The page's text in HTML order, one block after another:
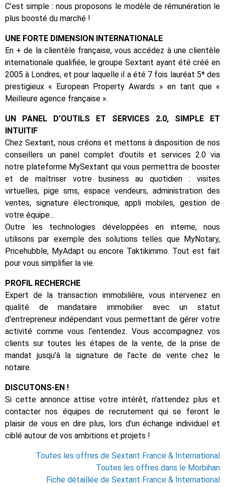
C’est simple : nous proposons le modèle de rémunération le
plus boosté du marché !
UNE FORTE DIMENSION INTERNATIONALE
En + de la clientèle française, vous accédez à une clientèle
internationale qualifiée, le groupe Sextant ayant été créé en
2005 à Londres, et pour laquelle il a été 7 fois lauréat 5* des
prestigieux « European Property Awards » en tant que «
Meilleure agence française ».
UN PANEL D’OUTILS ET SERVICES 2.0, SIMPLE ET
INTUITIF
Chez Sextant, nous créons et mettons à disposition de nos
conseillers un panel complet d’outils et services 2.0 via
notre plateforme MySextant qui vous permettra de booster
et de maîtriser votre business au quotidien : visites
virtuelles, pige sms, espace vendeurs, administration des
ventes, signature électronique, appli mobiles, gestion de
votre équipe...
Outre les technologies développées en interne, nous
utilisons par exemple des solutions telles que MyNotary,
Pricehubble, MyAdapt ou encore Taktikimmo. Tout est fait
pour vous simplifier la vie.
PROFIL RECHERCHE
Expert de la transaction immobilière, vous intervenez en
qualité de mandataire immobilier avec un statut
d'entrepreneur indépendant vous permettant de gérer votre
activité comme vous l'entendez. Vous accompagnez vos
clients sur toutes les étapes de la vente, de la prise de
mandat jusqu'à la signature de l'acte de vente chez le
notaire.
DISCUTONS-EN !
Si cette annonce attise votre intérêt, n'attendez plus et
contacter nos équipes de recrutement qui se feront le
plaisir de vous en dire plus, lors d'un échange individuel et
ciblé autour de vos ambitions et projets !
Toutes les offres de Sextant France & International
Toutes les offres dans le Morbihan
Fiche détaillée de Sextant France & International